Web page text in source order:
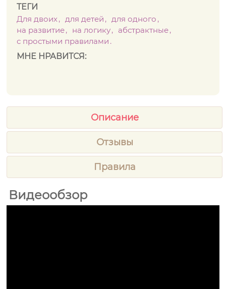
ТЕГИ
Для двоих
для детей
для одного
на развитие
на логику
абстрактные
с простыми правилами
МНЕ НРАВИТСЯ:
Описание
Отзывы
Правила
Видеообзор